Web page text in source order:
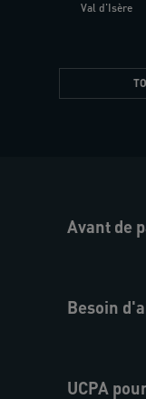
Val d'Isère
Avant de
Besoin
UCPA